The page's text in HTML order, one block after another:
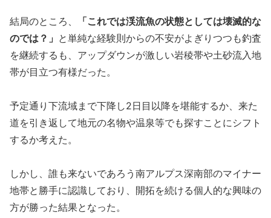
結局のところ、
「これでは渓流魚の状態としては壊滅的な
のでは？」 と単純な経験則からの不安がよぎりつつも釣査
を継続するも、アップダウンが激しい岩稜帯や土砂流入地
帯が目立つ有様だった。
予定通り下流域まで下降し2日目以降を堪能するか、来た
道を引き返して地元の名物や温泉等でも探すことにシフト
するか考えた。
しかし、誰も来ないであろう南アルプス深南部のマイナー
地帯と勝手に認識しており、開拓を続ける個人的な興味の
方が勝った結果となった。